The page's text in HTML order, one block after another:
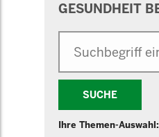
GESUNDHEIT
SUCHE
Ihre Themen-Auswahl: